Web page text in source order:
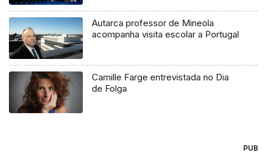
Autarca professor de Mineola
acompanha visita escolar a Portugal
Camille Farge entrevistada no Dia
de Folga
PUB